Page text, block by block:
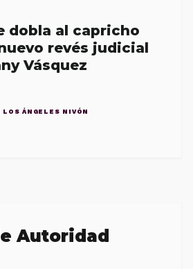
dobla al capricho
revés judicial
Vásquez
LOS ÁNGELES NIVÓN
Autoridad